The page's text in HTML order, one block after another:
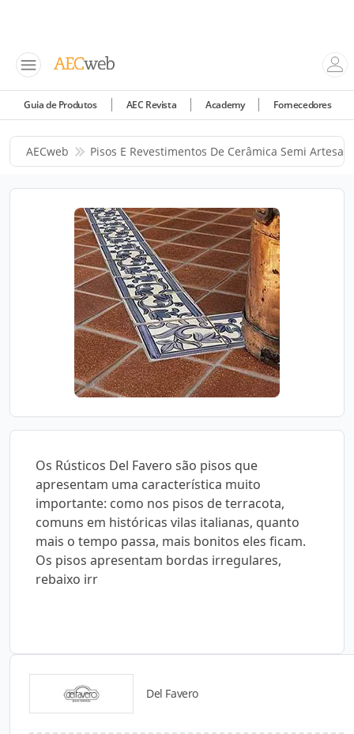
Guia de Produtos AEC Revista Academy Fornecedores
AECweb Pisos E Revestimentos De Cerâmica Semi
Os Rústicos Del Favero são pisos que
apresentam uma característica muito
importante: como nos pisos de terracota,
comuns em históricas vilas italianas, quanto
mais o tempo passa, mais bonitos eles ficam.
Os pisos apresentam bordas irregulares,
rebaixo irr
Del Favero
Catálogos para Download